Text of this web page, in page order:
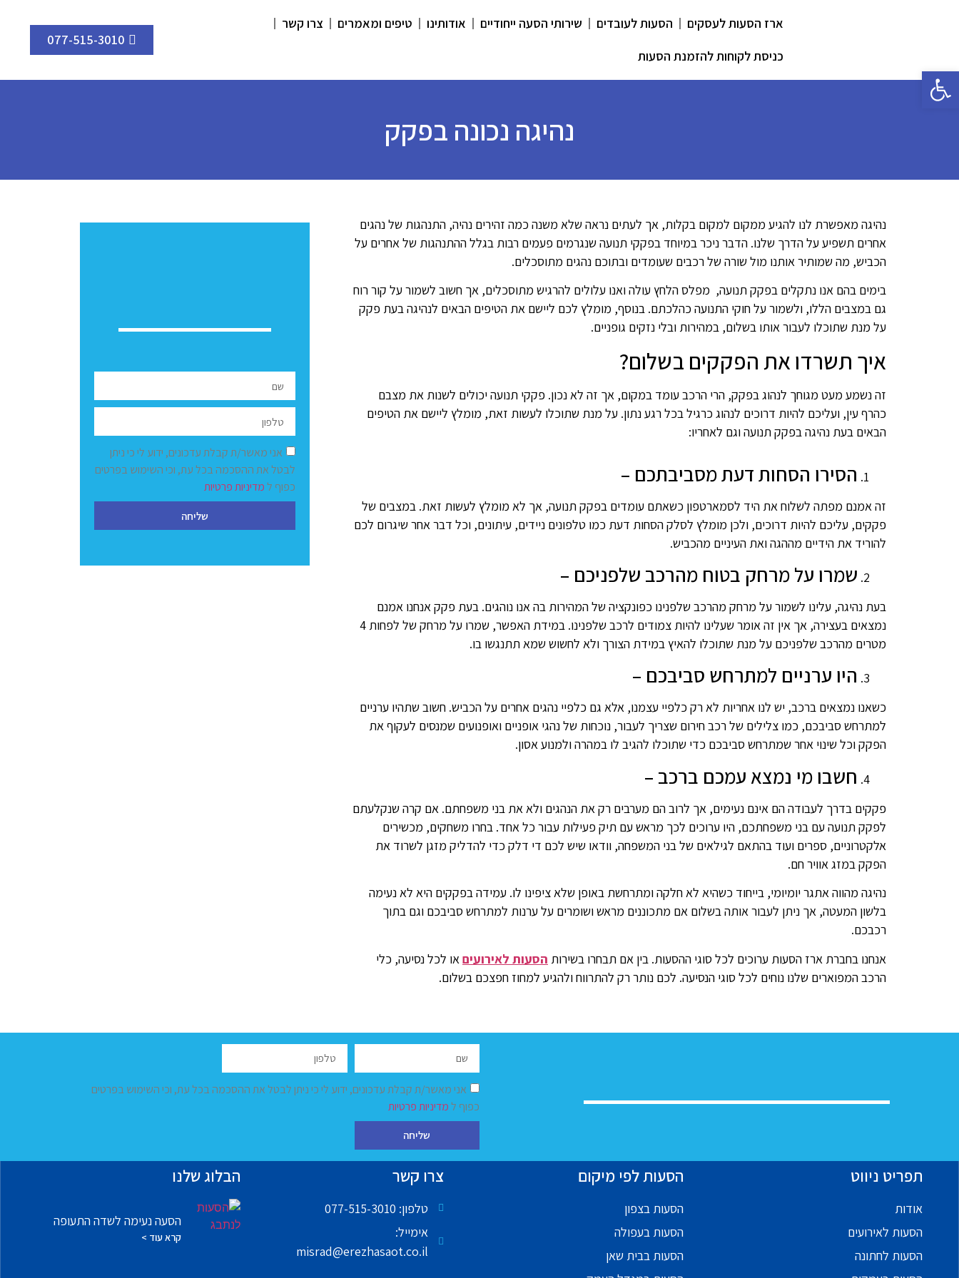
פתח סרגל נגישות
ארז הסעות לעסקים הסעות לעובדים שירותי הסעה ייחודיים אודותינו טיפים ומאמרים
צרו קשר
כניסת לקוחות להזמנת הסעות
077-515-3010
נהיגה נכונה בפקק
נהיגה מאפשרת לנו להגיע ממקום למקום בקלות, אך לעתים נראה שלא משנה כמה זהירים נהיה, התנהגות של נהגים
אחרים תשפיע על הדרך שלנו. הדבר ניכר במיוחד בפקקי תנועה שנגרמים פעמים רבות בגלל ההתנהגות של אחרים על
הכביש, מה שמותיר אותנו מול שורה של רכבים שעומדים ובתוכם נהגים מתוסכלים.
בימים בהם אנו נתקלים בפקק תנועה, מפלס הלחץ עולה ואנו עלולים להרגיש מתוסכלים, אך חשוב לשמור על קור רוח
גם במצבים הללו, ולשמור על חוקי התנועה כהלכתם. בנוסף, מומלץ לכם ליישם את הטיפים הבאים לנהיגה בעת פקק
על מנת שתוכלו לעבור אותו בשלום, במהירות ובלי נזקים גופניים.
איך תשרדו את הפקקים בשלום?
זה נשמע מעט מגוחך לנהוג בפקק, הרי הרכב עומד במקום, אך זה לא נכון. פקקי תנועה יכולים לשנות את מצבם
כהרף עין, ועליכם להיות דרוכים לנהוג כרגיל בכל רגע נתון. על מנת שתוכלו לעשות זאת, מומלץ ליישם את הטיפים
הבאים בעת נהיגה בפקק תנועה וגם לאחריו:
הסירו הסחות דעת מסביבתכם –
זה אמנם מפתה לשלוח את היד לסמארטפון כשאתם עומדים בפקק תנועה, אך לא מומלץ לעשות זאת. במצבים של
פקקים, עליכם להיות דרוכים, ולכן מומלץ לסלק הסחות דעת כמו טלפונים ניידים, עיתונים, וכל דבר אחר שיגרום לכם
להוריד את הידיים מההגה ואת העיניים מהכביש.
שמרו על מרחק בטוח מהרכב שלפניכם –
בעת נהיגה, עלינו לשמור על מרחק מהרכב שלפנינו כפונקציה של המהירות בה אנו נוהגים. בעת פקק אנחנו אמנם
נמצאים בעצירה, אך אין זה אומר שעלינו להיות צמודים לרכב שלפנינו. במידת האפשר, שמרו על מרחק של לפחות 4
מטרים מהרכב שלפניכם על מנת שתוכלו להאיץ במידת הצורך ולא לחשוש שמא תתנגשו בו.
היו ערניים למתרחש סביבכם –
כשאנו נמצאים ברכב, יש לנו אחריות לא רק כלפיי עצמנו, אלא גם כלפיי נהגים אחרים על הכביש. חשוב שתהיו ערניים
למתרחש סביבכם, כמו צלילים של רכב חירום שצריך לעבור, נוכחות של נהגי אופניים ואופנועים שמנסים לעקוף את
הפקק וכל שינוי אחר שמתרחש סביבכם כדי שתוכלו להגיב לו במהרה ולמנוע אסון.
חשבו מי נמצא עמכם ברכב –
פקקים בדרך לעבודה הם אינם נעימים, אך לרוב הם מערבים רק את הנהגים ולא את בני משפחתם. אם קרה שנקלעתם
לפקק תנועה עם בני משפחתכם, היו ערוכים לכך מראש עם תיק פעילות עבור כל אחד. בחרו משחקים, מכשירים
אלקטרוניים, ספרים ועוד בהתאם לגילאים של בני המשפחה, וודאו שיש לכם די דלק כדי להדליק מזגן לשרוד את
הפקק במזג אוויר חם.
נהיגה מהווה אתגר יומיומי, בייחוד כשהיא לא חלקה ומתרחשת באופן שלא ציפינו לו. עמידה בפקקים היא לא נעימה
בלשון המעטה, אך ניתן לעבור אותה בשלום אם מתכוננים מראש ושומרים על ערנות למתרחש סביבכם וגם בתוך
רכבכם.
אנחנו בחברת ארז הסעות ערוכים לכל סוגי ההסעות. בין אם תבחרו בשירות הסעות לאירועים או לכל נסיעה, כלי
הרכב המפוארים שלנו נוחים לכל סוגי הנסיעה. לכם נותר רק להתרווח ולהגיע למחוז חפצכם בשלום.
אני מאשר/ת קבלת עדכונים, ידוע לי כי ניתן
לבטל את ההסכמה בכל עת, וכי השימוש בפרטים
כפוף למדיניות פרטיות
שליחה
אני מאשר/ת קבלת עדכונים, ידוע לי כי ניתן לבטל את ההסכמה בכל עת, וכי השימוש בפרטים
כפוף למדיניות פרטיות
שליחה
תפריט ניווט
אודות
הסעות לאירועים
הסעות לחתונה
הסעות לפי מיקום
הסעות בצפון
הסעות בעפולה
הסעות בבית שאן
צרו קשר
טלפון: 077-515-3010
אימייל:
misrad@erezhasaot.co.il
הבלוג שלנו
הסעה נעימה לשדה התעופה
קרא עוד >